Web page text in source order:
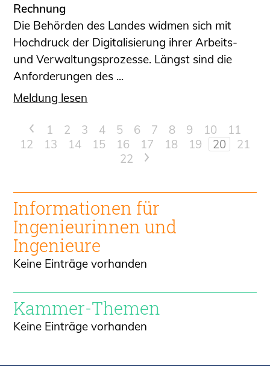
Rechnung
Die Behörden des Landes widmen sich mit
Hochdruck der Digitalisierung ihrer Arbeits-
und Verwaltungsprozesse. Längst sind die
Anforderungen des ...
Meldung lesen
< 1 2 3 4 5 6 7 8 9 10
11
12
13 14 15 16 17 18 19 20
21
22
>
Informationen für
Ingenieurinnen und
Ingenieure
Keine Einträge vorhanden
Kammer-Themen
Keine Einträge vorhanden